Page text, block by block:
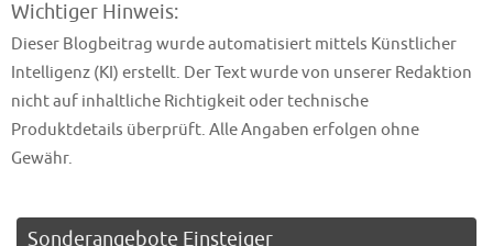
Wichtiger Hinweis:
Dieser Blogbeitrag wurde automatisiert mittels Künstlicher
Intelligenz (KI) erstellt. Der Text wurde von unserer Redaktion
nicht auf inhaltliche Richtigkeit oder technische
Produktdetails überprüft. Alle Angaben erfolgen ohne
Gewähr.
Sonderangebote Einsteiger